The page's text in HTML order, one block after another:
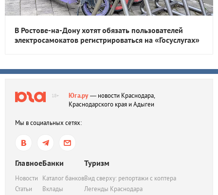
В Ростове-на-Дону хотят обязать пользователей
электросамокатов регистрироваться на «Госуслугах»
18+ Юга.ру— новости Краснодара,
Краснодарского края и Адыгеи
Мы в социальных сетях:
Главное
Новости
Статьи
Банки
Каталог банков
Вклады
Туризм
Вид сверху: репортажи с коптера
Легенды Краснодара